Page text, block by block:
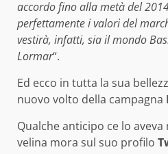
accordo fino alla metà del
perfettamente i valori del
vestirà, infatti, sia il mondo
Lormar“.
Ed ecco in tutta la sua
nuovo volto della campagna
Qualche anticipo ce lo
velina mora sul suo profilo